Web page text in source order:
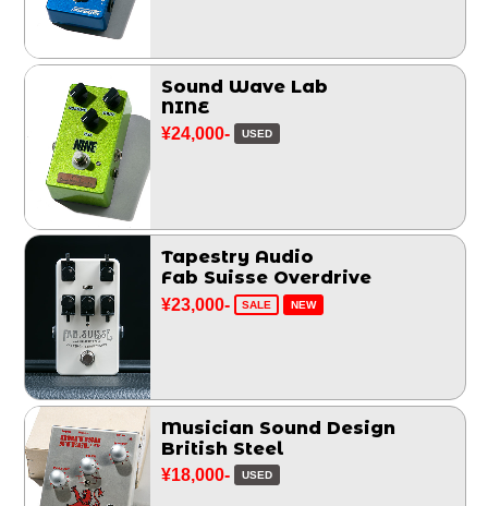
Sound Wave Lab
NINE
¥24,000- USED
Tapestry Audio
Fab Suisse Overdrive
¥23,000- SALE NEW
Musician Sound Design
British Steel
¥18,000- USED